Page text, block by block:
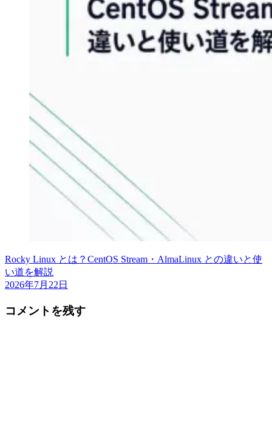
Rocky Linux とは？CentOS Stream・AlmaLinux との違いと使
い道を解説
2026年7月22日
コメントを残す